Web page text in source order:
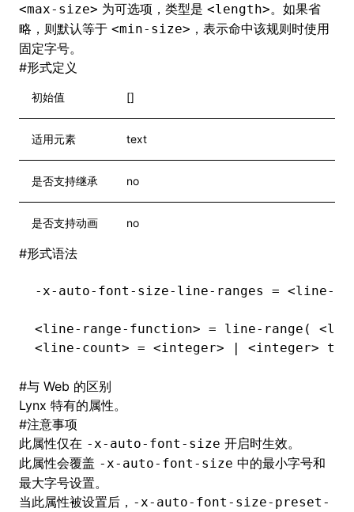
<max-size> 为可选项，类型是 <length>。如果省
略，则默认等于 <min-size> ，表示命中该规则时使用
固定字号。
#形式定义
初始值 []
适用元素 text
是否支持继承 no
是否支持动画 no
#形式语法
-x-auto-font-size-line-ranges = <line-
<line-range-function> = line-range(
<line-count> = <integer> | <integer>
#与 Web 的区别
Lynx 特有的属性。
#注意事项
此属性仅在 -x-auto-font-size 开启时生效。
此属性会覆盖 -x-auto-font-size 中的最小字号和
最大字号设置。
当此属性被设置后， -x-auto-font-size-preset-